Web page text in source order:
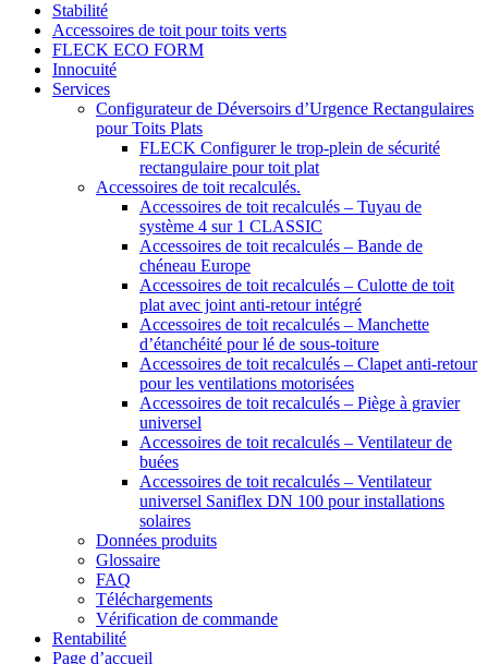
Stabilité
Accessoires de toit pour toits verts
FLECK ECO FORM
Innocuité
Services
Configurateur de Déversoirs d’Urgence Rectangulaires
pour Toits Plats
FLECK Configurer le trop-plein de sécurité
rectangulaire pour toit plat
Accessoires de toit recalculés.
Accessoires de toit recalculés – Tuyau de
système 4 sur 1 CLASSIC
Accessoires de toit recalculés – Bande de
chéneau Europe
Accessoires de toit recalculés – Culotte de toit
plat avec joint anti-retour intégré
Accessoires de toit recalculés – Manchette
d’étanchéité pour lé de sous-toiture
Accessoires de toit recalculés – Clapet anti-retour
pour les ventilations motorisées
Accessoires de toit recalculés – Piège à gravier
universel
Accessoires de toit recalculés – Ventilateur de
buées
Accessoires de toit recalculés – Ventilateur
universel Saniflex DN 100 pour installations
solaires
Données produits
Glossaire
FAQ
Téléchargements
Vérification de commande
Rentabilité
Page d’accueil